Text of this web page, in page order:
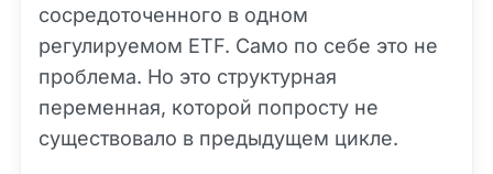
сосредоточенного в одном
регулируемом ETF. Само по себе это не
проблема. Но это структурная
переменная, которой попросту не
существовало в предыдущем цикле.